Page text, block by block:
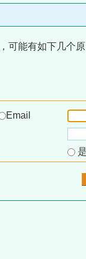
可能有如下几个
Email